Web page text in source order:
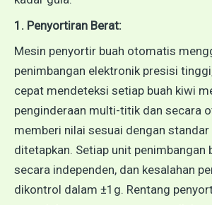
1. Penyortiran Berat:
Mesin penyortir buah otomatis
penimbangan elektronik presisi
cepat mendeteksi setiap buah kiwi
penginderaan multi-titik dan secara
memberi nilai sesuai dengan
ditetapkan. Setiap unit penimbangan
secara independen, dan kesalahan
dikontrol dalam ±1g. Rentang